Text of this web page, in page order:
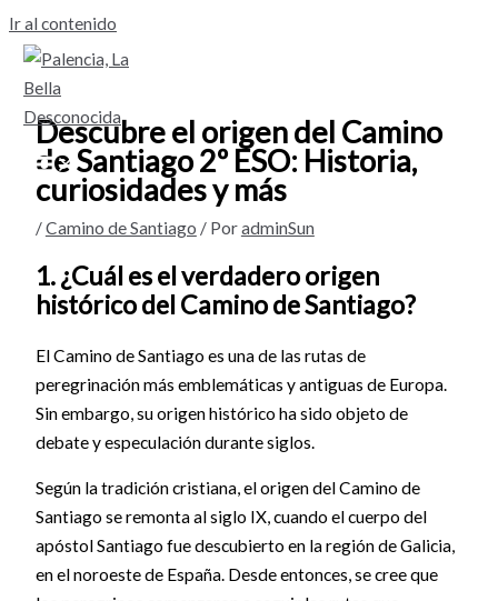
Ir al contenido
Descubre el origen del Camino
de Santiago 2º ESO: Historia,
curiosidades y más
/Camino de Santiago / PoradminSun
1. ¿Cuál es el verdadero origen
histórico del Camino de Santiago?
El Camino de Santiago es una de las rutas de
peregrinación más emblemáticas y antiguas de Europa.
Sin embargo, su origen histórico ha sido objeto de
debate y especulación durante siglos.
Según la tradición cristiana, el origen del Camino de
Santiago se remonta al siglo IX, cuando el cuerpo del
apóstol Santiago fue descubierto en la región de Galicia,
en el noroeste de España. Desde entonces, se cree que